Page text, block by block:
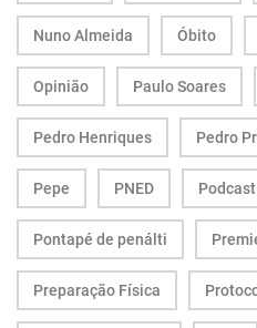
Nuno Almeida Óbito
Opinião Paulo Soares
Pedro Henriques Pedro
Pepe PNED Podcast
Pontapé de penálti
Preparação Física